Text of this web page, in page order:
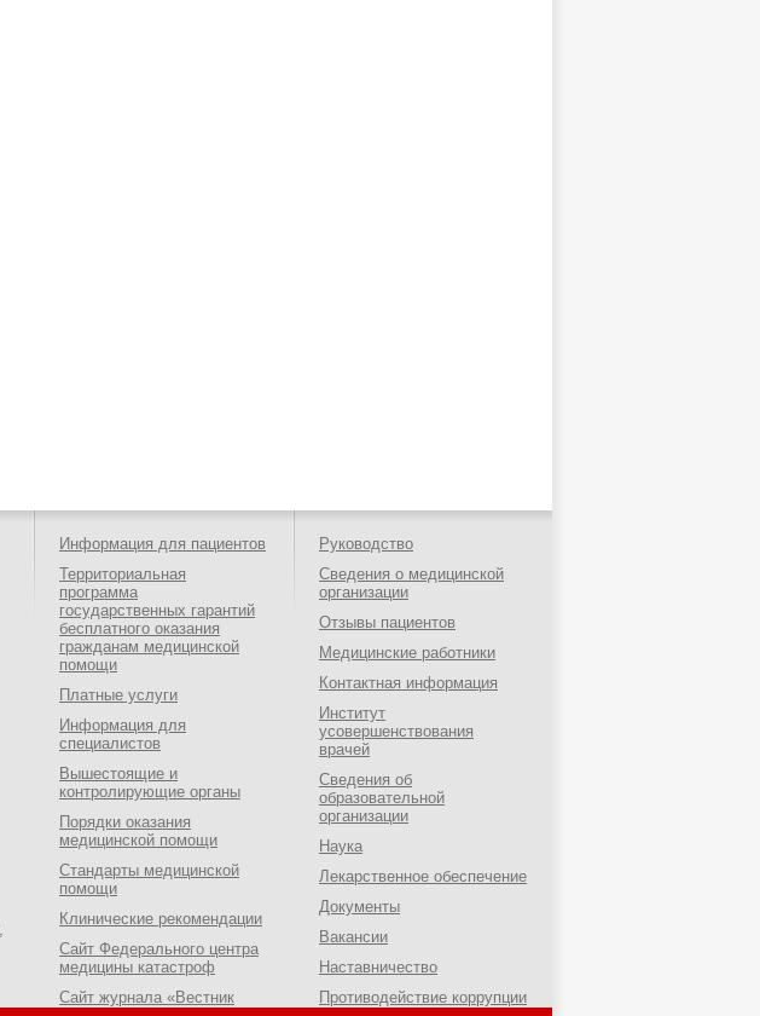
Информация для пациентов
Территориальная
программа
государственных гарантий
бесплатного оказания
гражданам медицинской
помощи
Платные услуги
Информация для
специалистов
Вышестоящие и
контролирующие органы
Порядки оказания
медицинской помощи
Стандарты медицинской
помощи
Клинические рекомендации
Сайт Федерального центра
медицины катастроф
Сайт журнала «Вестник
Руководство
Сведения о медицинской
организации
Отзывы пациентов
Медицинские работники
Контактная информация
Институт
усовершенствования
врачей
Сведения об
образовательной
организации
Наука
Лекарственное обеспечение
Документы
Вакансии
Наставничество
Противодействие коррупции